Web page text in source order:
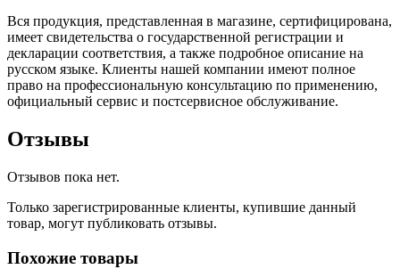
Вся продукция, представленная в магазине, сертифицирована,
имеет свидетельства о государственной регистрации и
декларации соответствия, а также подробное описание на
русском языке. Клиенты нашей компании имеют полное
право на профессиональную консультацию по применению,
официальный сервис и постсервисное обслуживание.
Отзывы
Отзывов пока нет.
Только зарегистрированные клиенты, купившие данный
товар, могут публиковать отзывы.
Похожие товары